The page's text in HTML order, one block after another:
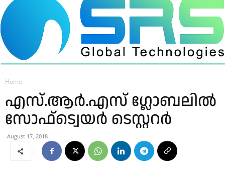
Home
എസ്.ആർ.എസ് ഗ്ലോബലിൽ
സോഫ്ട്വെയർ ടെസ്റ്ററർ
August 17, 2018